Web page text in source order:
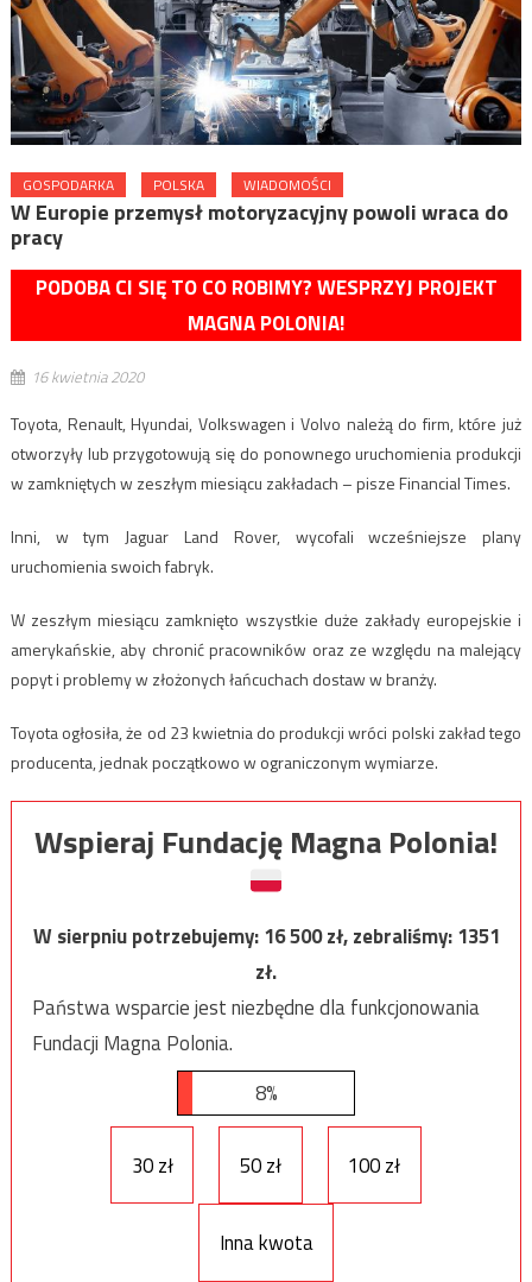
GOSPODARKA POLSKA WIADOMOŚCI
W Europie przemysł motoryzacyjny powoli wraca do
pracy
PODOBA CI SIĘ TO CO ROBIMY? WESPRZYJ PROJEKT
MAGNA POLONIA!
16 kwietnia 2020
Toyota, Renault, Hyundai, Volkswagen i Volvo należą do firm, które już
otworzyły lub przygotowują się do ponownego uruchomienia produkcji
w zamkniętych w zeszłym miesiącu zakładach – pisze Financial Times.
Inni, w tym Jaguar Land Rover, wycofali wcześniejsze plany
uruchomienia swoich fabryk.
W zeszłym miesiącu zamknięto wszystkie duże zakłady europejskie i
amerykańskie, aby chronić pracowników oraz ze względu na malejący
popyt i problemy w złożonych łańcuchach dostaw w branży.
Toyota ogłosiła, że od 23 kwietnia do produkcji wróci polski zakład tego
producenta, jednak początkowo w ograniczonym wymiarze.
Wspieraj Fundację Magna Polonia!
W sierpniu potrzebujemy:16 500zł, zebraliśmy:1351
zł.
Państwa wsparcie jest niezbędne dla funkcjonowania
Fundacji Magna Polonia.
8%
30 zł 50 zł 100 zł
Inna kwota